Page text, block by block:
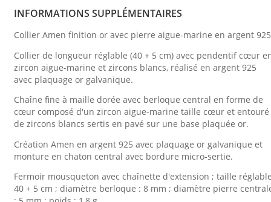
INFORMATIONS SUPPLÉMENTAIRES
Collier Amen finition or avec pierre aigue-marine en argent
Collier de longueur réglable (40 + 5 cm) avec pendentif cœur
zircon aigue-marine et zircons blancs, réalisé en argent 925
avec plaquage or galvanique.
Chaîne fine à maille dorée avec berloque central en forme de
cœur composé d'un zircon aigue-marine taille cœur et entouré
de zircons blancs sertis en pavé sur une base plaquée or.
Création Amen en argent 925 avec plaquage or galvanique et
monture en chaton central avec bordure micro-sertie.
Fermoir mousqueton avec chaînette d'extension ; taille
40 + 5 cm ; diamètre berloque : 8 mm ; diamètre pierre